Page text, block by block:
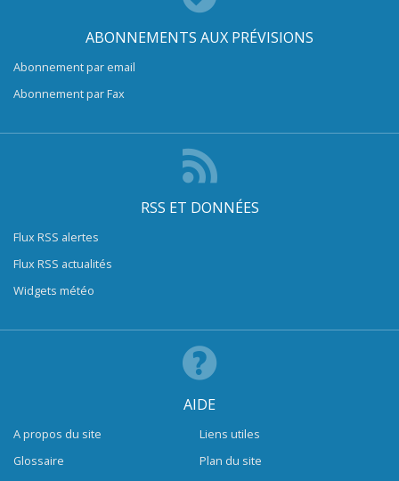
ABONNEMENTS AUX PRÉVISIONS
Abonnement par email
Abonnement par Fax
RSS ET DONNÉES
Flux RSS alertes
Flux RSS actualités
Widgets météo
AIDE
A propos du site
Glossaire
Liens utiles
Plan du site